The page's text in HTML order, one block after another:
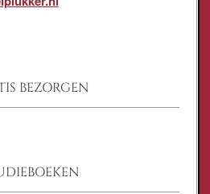
BEZORGEN